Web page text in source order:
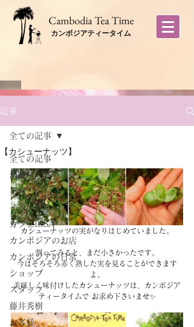
​Cambodia Tea Time
カンボジアティータイム
記事
全ての記事
活動
美容
イベント
カフェISSA
カンボジアのお店
カンボジアの日常
ショップ
スタッフ
藤井秀樹
お客様
全ての記事
【カシューナッツ】
カシューナッツの実がなりはじめていました。
割ってみると、まだ小さかったです。
今はそろそろ赤く熟した実を見ることができます
よ。
美味しく味付けしたカシューナッツは、カンボジア
ティータイムで お求め下さいませ✨